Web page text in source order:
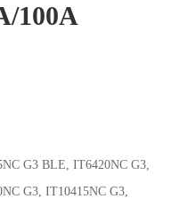
100A
G3 BLE, IT6420NC G3,
G3, IT10415NC G3,